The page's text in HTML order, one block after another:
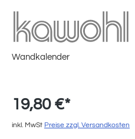
Wandkalender
19,80 €*
inkl. MwSt Preise zzgl. Versandkosten